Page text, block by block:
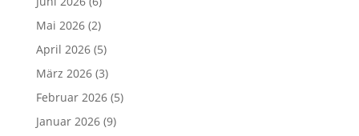
Mai 2026(2)
April 2026(5)
März 2026(3)
Februar 2026(5)
Januar 2026(9)